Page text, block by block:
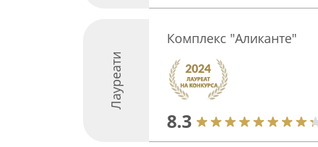
Лауреати
Комплекс "Аликанте"
8.3